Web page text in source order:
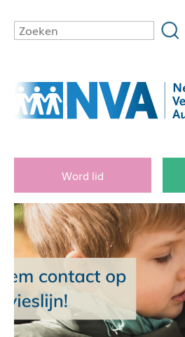
Word lid